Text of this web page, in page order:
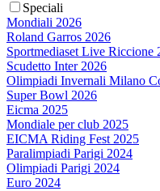
Speciali
Mondiali 2026
Roland Garros 2026
Sportmediaset Live Riccione
Scudetto Inter 2026
Olimpiadi Invernali Milano
Super Bowl 2026
Eicma 2025
Mondiale per club 2025
EICMA Riding Fest 2025
Paralimpiadi Parigi 2024
Olimpiadi Parigi 2024
Euro 2024